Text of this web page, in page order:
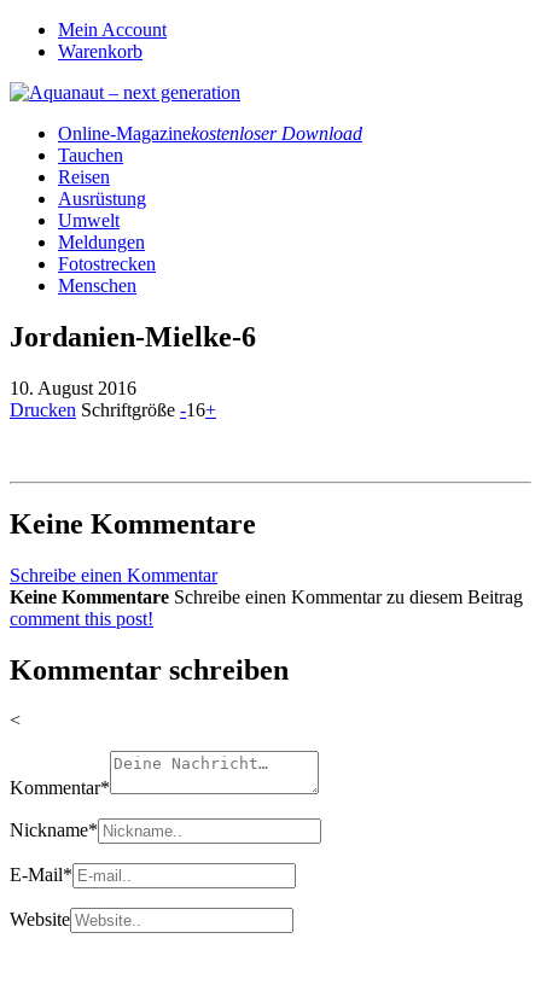
Mein Account
Warenkorb
Online-Magazinekostenloser Download
Tauchen
Reisen
Ausrüstung
Umwelt
Meldungen
Fotostrecken
Menschen
Jordanien-Mielke-6
10. August 2016
Drucken Schriftgröße -16+
Keine Kommentare
Schreibe einen Kommentar
Keine Kommentare Schreibe einen Kommentar zu diesem Beitrag
comment this post!
Kommentar schreiben
<
Kommentar*
Nickname*
E-Mail*
Website